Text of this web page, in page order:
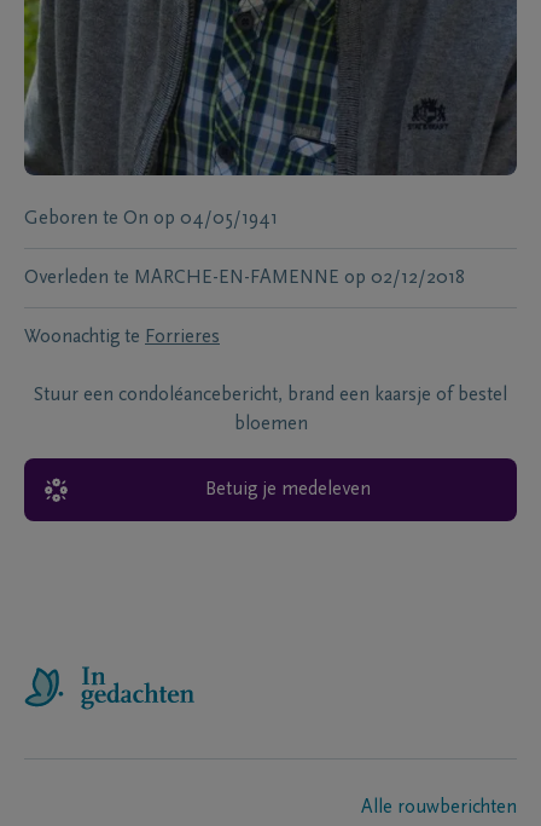
Geboren te On op 04/05/1941
Overleden te MARCHE-EN-FAMENNE op 02/12/2018
Woonachtig te Forrieres
Stuur een condoléancebericht, brand een kaarsje of bestel
bloemen
Betuig je medeleven
Alle rouwberichten